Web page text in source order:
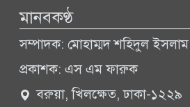
মানবকণ্ঠ
সম্পাদক: মোহাম্মদ শহিদুল ইসলাম
প্রকাশক: এস এম ফারুক
বরুয়া, খিলক্ষেত, ঢাকা-১২২৯